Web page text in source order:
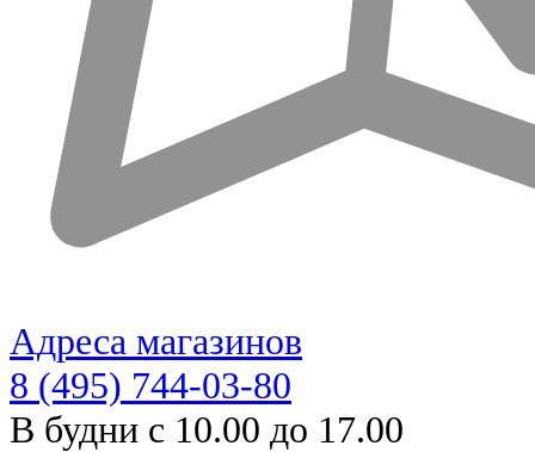
Адреса магазинов
8 (495) 744-03-80
В будни с 10.00 до 17.00